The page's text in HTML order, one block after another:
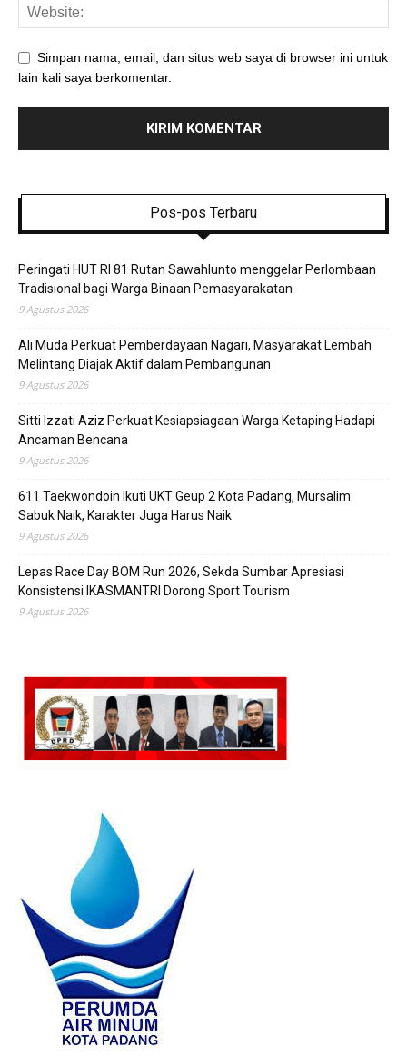
Simpan nama, email, dan situs web saya di browser ini untuk
lain kali saya berkomentar.
Pos-pos Terbaru
Peringati HUT RI 81 Rutan Sawahlunto menggelar Perlombaan
Tradisional bagi Warga Binaan Pemasyarakatan
9 Agustus 2026
Ali Muda Perkuat Pemberdayaan Nagari, Masyarakat Lembah
Melintang Diajak Aktif dalam Pembangunan
9 Agustus 2026
Sitti Izzati Aziz Perkuat Kesiapsiagaan Warga Ketaping Hadapi
Ancaman Bencana
9 Agustus 2026
611 Taekwondoin Ikuti UKT Geup 2 Kota Padang, Mursalim:
Sabuk Naik, Karakter Juga Harus Naik
9 Agustus 2026
Lepas Race Day BOM Run 2026, Sekda Sumbar Apresiasi
Konsistensi IKASMANTRI Dorong Sport Tourism
9 Agustus 2026